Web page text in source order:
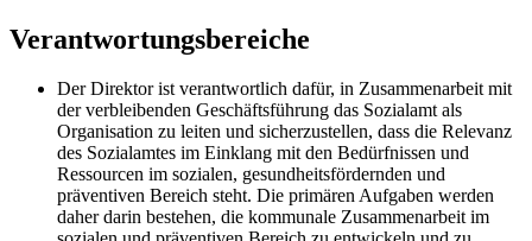
Verantwortungsbereiche
Der Direktor ist verantwortlich dafür, in Zusammenarbeit mit
der verbleibenden Geschäftsführung das Sozialamt als
Organisation zu leiten und sicherzustellen, dass die Relevanz
des Sozialamtes im Einklang mit den Bedürfnissen und
Ressourcen im sozialen, gesundheitsfördernden und
präventiven Bereich steht. Die primären Aufgaben werden
daher darin bestehen, die kommunale Zusammenarbeit im